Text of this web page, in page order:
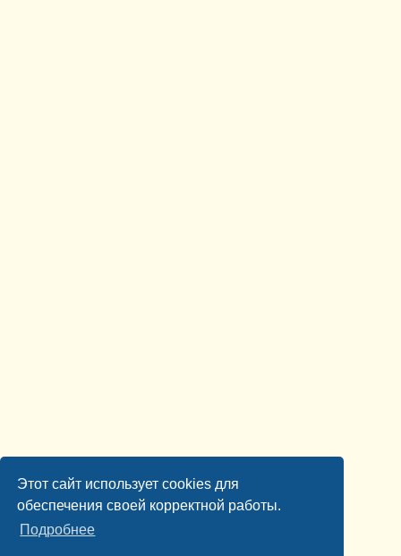
Этот сайт использует cookies для
обеспечения своей корректной работы.
Подробнее